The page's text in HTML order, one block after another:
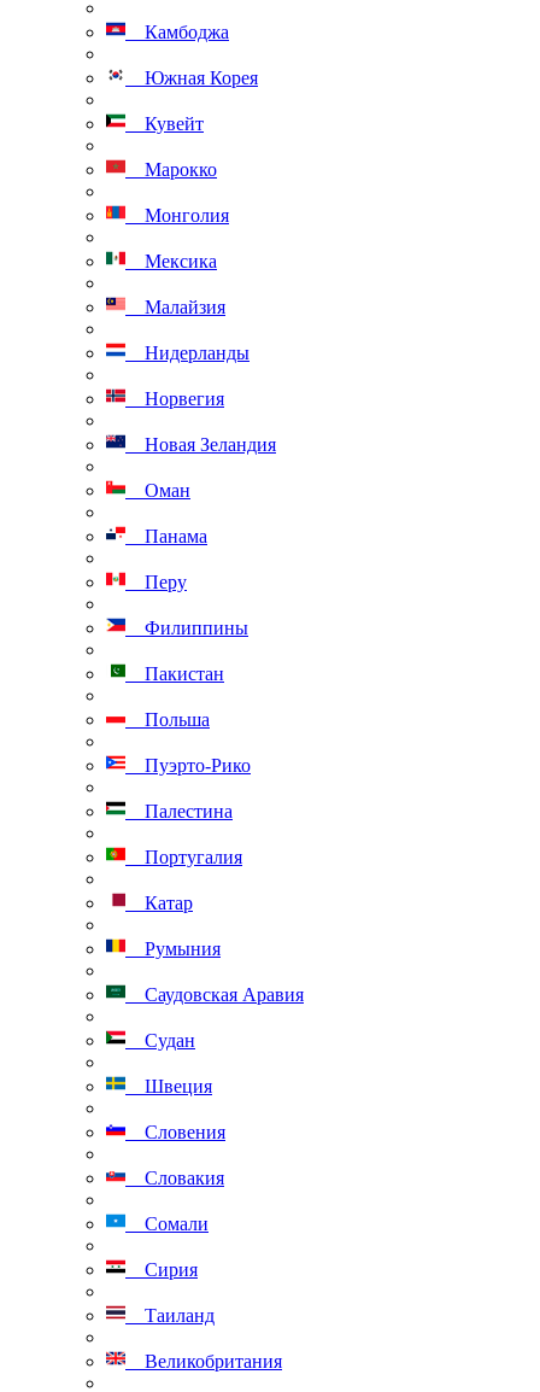
Камбоджа
Южная Корея
Кувейт
Марокко
Монголия
Мексика
Малайзия
Нидерланды
Норвегия
Новая Зеландия
Оман
Панама
Перу
Филиппины
Пакистан
Польша
Пуэрто-Рико
Палестина
Португалия
Катар
Румыния
Саудовская Аравия
Судан
Швеция
Словения
Словакия
Сомали
Сирия
Таиланд
Великобритания